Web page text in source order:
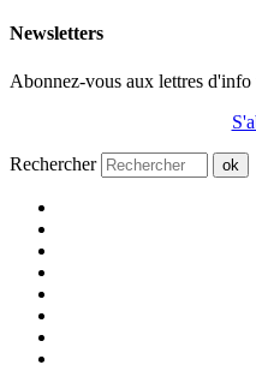
Newsletters
Abonnez-vous aux lettres
Rechercher ok